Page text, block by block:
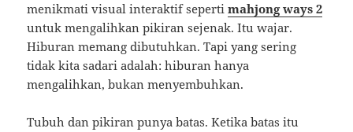
menikmati visual interaktif sepertimahjong ways 2
untuk mengalihkan pikiran sejenak. Itu wajar.
Hiburan memang dibutuhkan. Tapi yang sering
tidak kita sadari adalah: hiburan hanya
mengalihkan, bukan menyembuhkan.
Tubuh dan pikiran punya batas. Ketika batas itu